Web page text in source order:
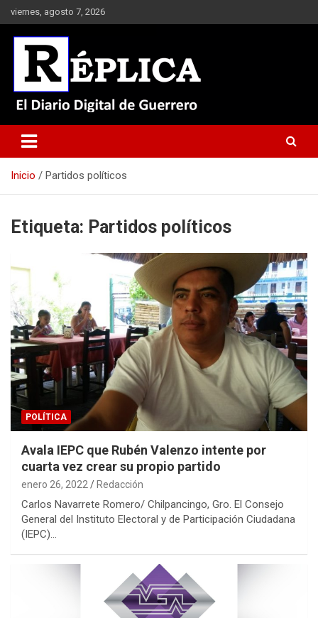
Saltar
al
contenido
viernes, agosto 7, 2026
Réplica
Inicio Partidos políticos
Etiqueta: Partidos políticos
POLÍTICA
Avala IEPC que Rubén Valenzo intente por
cuarta vez crear su propio partido
enero 26, 2022 Redacción
Carlos Navarrete Romero/ Chilpancingo, Gro. El Consejo
General del Instituto Electoral y de Participación Ciudadana
(IEPC)…